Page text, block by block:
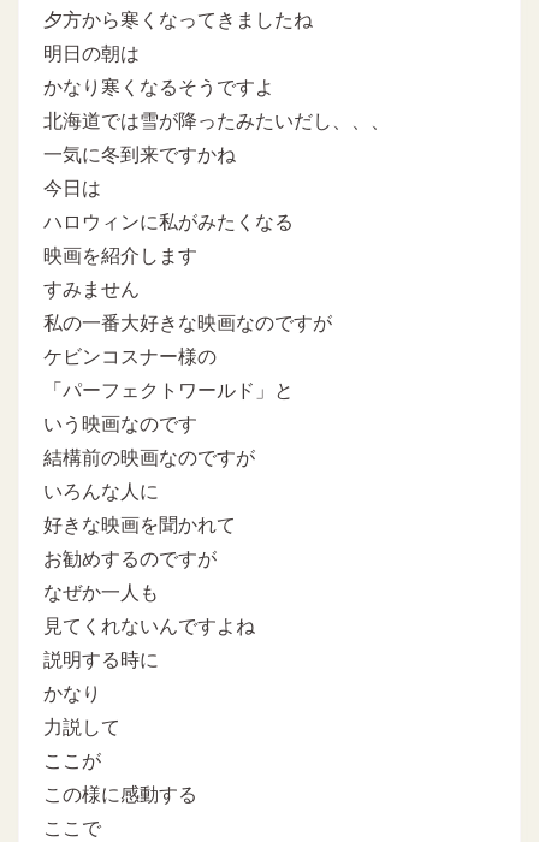
夕方から寒くなってきましたね
明日の朝は
かなり寒くなるそうですよ
北海道では雪が降ったみたいだし、、、
一気に冬到来ですかね
今日は
ハロウィンに私がみたくなる
映画を紹介します
すみません
私の一番大好きな映画なのですが
ケビンコスナー様の
「パーフェクトワールド」と
いう映画なのです
結構前の映画なのですが
いろんな人に
好きな映画を聞かれて
お勧めするのですが
なぜか一人も
見てくれないんですよね
説明する時に
かなり
力説して
ここが
この様に感動する
ここで